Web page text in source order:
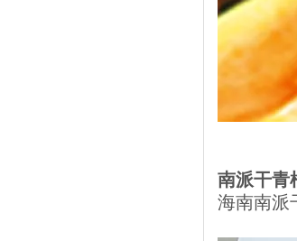
南派干青
海南南派